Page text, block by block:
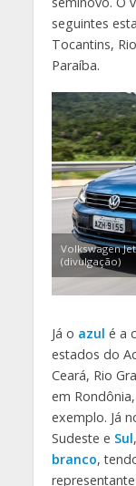
seguintes
Tocantins,
Paraíba.
Volkswagen
(divulgação)
Já o azul é a
estados do
Ceará, Rio
em
exemplo. Já
Sudeste e Sul
branco,